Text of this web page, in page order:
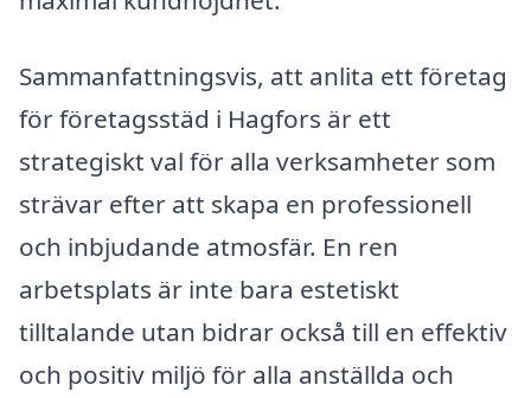
Sammanfattningsvis, att anlita ett företag
för företagsstäd i Hagfors är ett
strategiskt val för alla verksamheter som
strävar efter att skapa en professionell
och inbjudande atmosfär. En ren
arbetsplats är inte bara estetiskt
tilltalande utan bidrar också till en effektiv
och positiv miljö för alla anställda och